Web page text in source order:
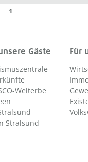
1
Gäste
Welterbe
Stralsund
Für